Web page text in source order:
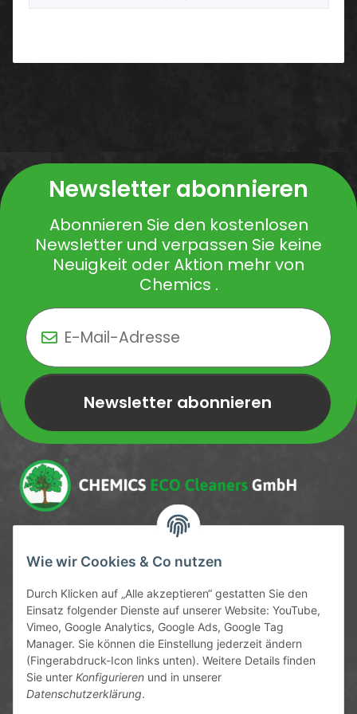
Wie wir Cookies & Co nutzen
Durch Klicken auf „Alle akzeptieren“ gestatten Sie den
Einsatz folgender Dienste auf unserer Website: YouTube,
Vimeo, Google Analytics, Google Ads, Google Tag
Manager. Sie können die Einstellung jederzeit ändern
(Fingerabdruck-Icon links unten). Weitere Details finden
Sie unter Konfigurieren und in unserer
Datenschutzerklärung.
Newsletter abonnieren
Abonnieren Sie den kostenlosen
Newsletter und verpassen Sie keine
Neuigkeit oder Aktion mehr von
Chemics .
Newsletter abonnieren
Newsletter Newsletter abonnieren
Service-Hotline
09372 / 70 80 90
Mo-Fr, 09:00-12:00 | 13:00-17:00 Uhr
Hinter den Straßenäckern 11-13
63906 Erlenbach
info@chemics.eu